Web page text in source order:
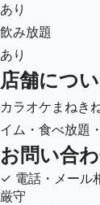
あり
飲み放題
あり
店舗につ
カラオケまねき
イム・食べ放題
お問い合
✓ 電話・メール
厳守